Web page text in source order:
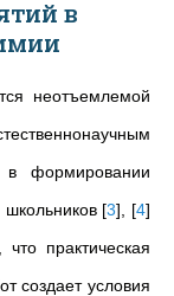
в
неотъемлемой
формировании
[3] [4]
практическая
создает условия